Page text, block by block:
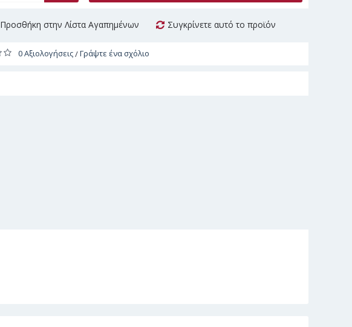
Προσθήκη στην Λίστα Αγαπημένων Συγκρίνετε αυτό το προϊόν
0 Αξιολογήσεις/Γράψτε ένα σχόλιο